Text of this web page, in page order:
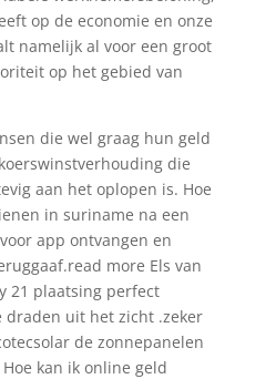
op de economie en onze
namelijk al voor een groot
op het gebied van
die wel graag hun geld
die
aan het oplopen is. Hoe
in suriname na een
app ontvangen en
more Els van
21 plaatsing perfect
draden uit het zicht .zeker
de zonnepanelen
kan ik online geld